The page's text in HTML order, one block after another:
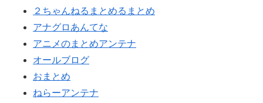
２ちゃんねるまとめるまとめ
アナグロあんてな
アニメのまとめアンテナ
オールブログ
おまとめ
ねらーアンテナ